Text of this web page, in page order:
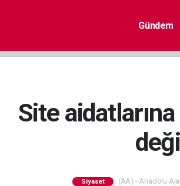
Gündem
Site
Siyaset (AA) - Anadolu